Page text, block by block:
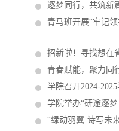
逐梦同行，共筑新
青马班开展“牢记
招新啦！寻找想在
青春赋能，聚力同
学院召开2024-
学院举办“研途逐
“绿动羽翼·诗写未